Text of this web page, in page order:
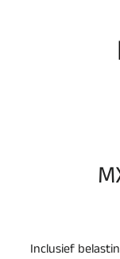
Inclusief